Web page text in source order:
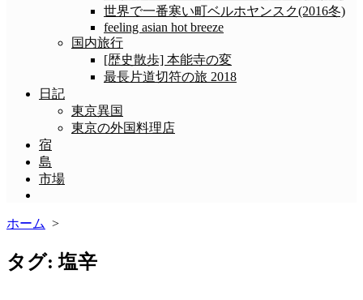
世界で一番寒い町ベルホヤンスク(2016冬)
feeling asian hot breeze
国内旅行
[歴史散歩] 本能寺の変
最長片道切符の旅 2018
日記
東京異国
東京の外国料理店
宿
島
市場
ュ
を
閉
ホーム >
タグ:塩辛